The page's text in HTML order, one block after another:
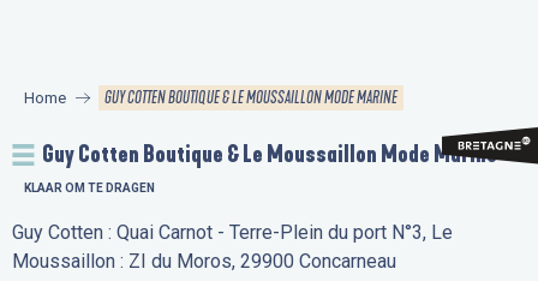
principal
Home GUY COTTEN BOUTIQUE & LE MOUSSAILLON MODE MARINE
Guy Cotten Boutique & Le Moussaillon Mode Marine
KLAAR OM TE DRAGEN
Guy Cotten : Quai Carnot - Terre-Plein du port N°3, Le
Moussaillon : ZI du Moros, 29900 Concarneau